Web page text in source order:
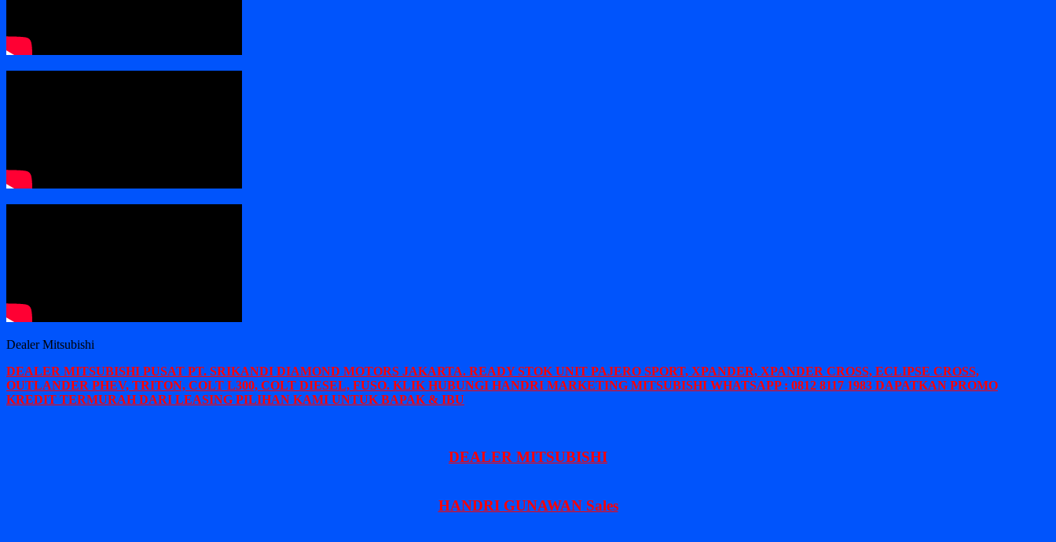
Dealer Mitsubishi
DEALER MITSUBISHI PUSAT PT. SRIKANDI DIAMOND MOTORS JAKARTA. READY STOK UNIT PAJERO SPORT, XPANDER, XPANDER CROSS, ECLIPSE CROSS,
OUTLANDER PHEV, TRITON, COLT L300, COLT DIESEL, FUSO. KLIK HUBUNGI HANDRI MARKETING MITSUBISHI WHATSAPP : 0812 8117 1983 DAPATKAN PROMO
KREDIT TERMURAH DARI LEASING PILIHAN KAMI UNTUK BAPAK & IBU
DEALER MITSUBISHI
HANDRI GUNAWAN Sales